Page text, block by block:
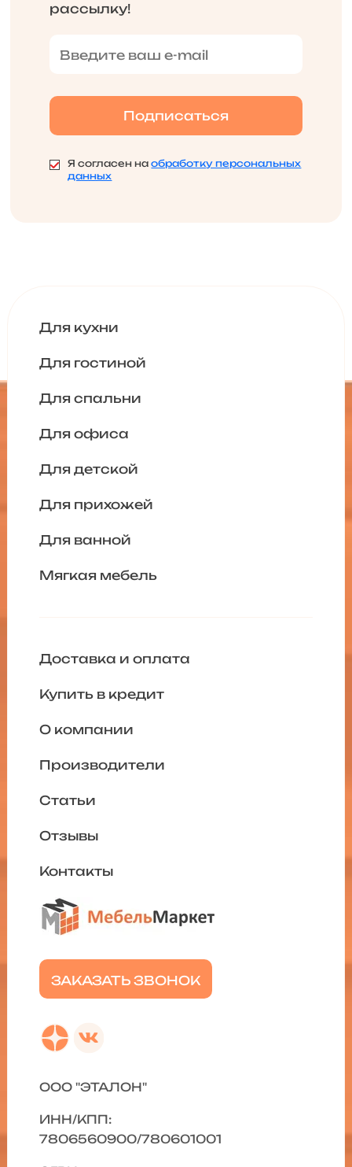
рассылку!
Я согласен наобработку персональных
данных
Для кухни
Для гостиной
Для спальни
Для офиса
Для детской
Для прихожей
Для ванной
Мягкая мебель
ЗАКАЗАТЬ ЗВОНОК
Доставка и оплата
Купить в кредит
О компании
Производители
Статьи
Отзывы
Контакты
ООО "ЭТАЛОН"
ИНН/КПП:
7806560900/780601001